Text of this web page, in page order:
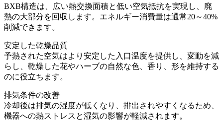
BXB構造は、広い熱交換面積と低い空気抵抗を実現し、廃
熱の大部分を回収します。エネルギー消費量は通常20～40%
削減できます。
安定した乾燥品質
予熱された空気はより安定した入口温度を提供し、変動を減
らし、乾燥した花やハーブの自然な色、香り、形を維持する
のに役立ちます。
排気条件の改善
冷却後は排気の湿度が低くなり、排出されやすくなるため、
機器への熱ストレスと湿気の影響が軽減されます。